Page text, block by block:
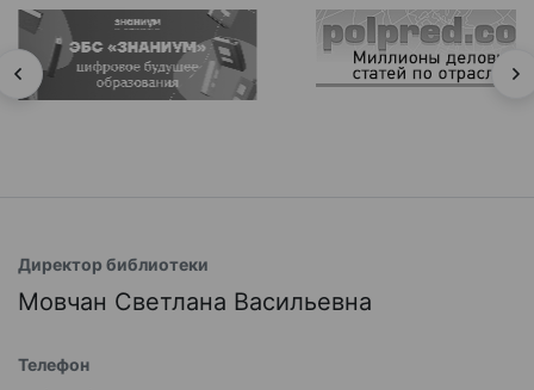
Директор библиотеки
Мовчан Светлана Васильевна
Телефон